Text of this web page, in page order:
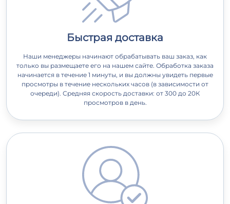
Быстрая доставка
Наши менеджеры начинают обрабатывать ваш заказ, как
только вы размещаете его на нашем сайте. Обработка заказа
начинается в течение 1 минуты, и вы должны увидеть первые
просмотры в течение нескольких часов (в зависимости от
очереди). Средняя скорость доставки: от 300 до 20К
просмотров в день.